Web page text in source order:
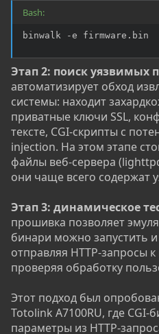
Bash:
binwalk -e firmware.bin
Этап 2: поиск уязвимых
автоматизирует обход
системы: находит
приватные ключи SSL,
тексте, CGI-скрипты с
injection. На этом этапе
файлы веб-сервера
они чаще всего содержат
Этап 3: динамическое
прошивка позволяет
бинари можно запустить
отправляя HTTP-запросы
проверяя обработку
Этот подход был
Totolink A7100RU, где
параметры из HTTP-